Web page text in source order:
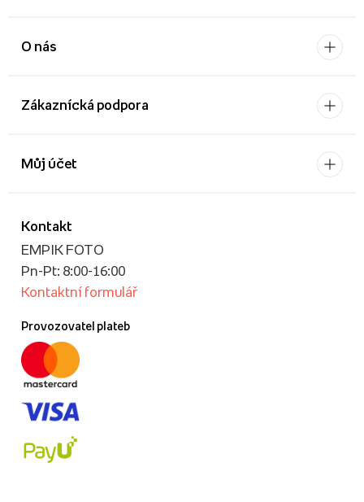
O nás
Zákaznícká podpora
Kontakt
EMPIK FOTO
Pn-Pt: 8:00-16:00
Kontaktní formulář
Provozovatel plateb
Můj účet